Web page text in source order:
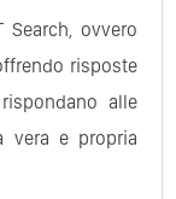
Search, ovvero
risposte
alle
vera e propria